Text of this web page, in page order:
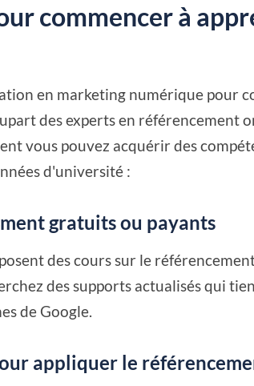
commencer à
en marketing numérique pour
des experts en référencement
vous pouvez acquérir des
d'université :
gratuits ou payants
des cours sur le
des supports actualisés qui
de Google.
appliquer le